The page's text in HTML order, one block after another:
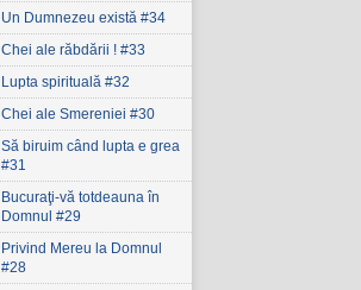
Un Dumnezeu există #34
Chei ale răbdării ! #33
Lupta spirituală #32
Chei ale Smereniei #30
Să biruim când lupta e grea
#31
Bucuraţi-vă totdeauna în
Domnul #29
Privind Mereu la Domnul
#28